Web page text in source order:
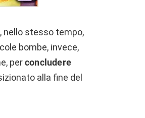
nello stesso tempo,
bombe, invece,
perconcludere
alla fine del